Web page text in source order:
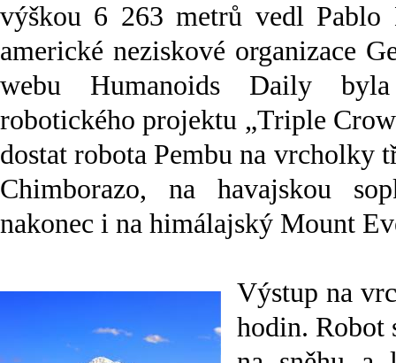
výškou 6 263 metrů vedl Pablo
americké neziskové organizace
webu Humanoids Daily
robotického projektu „Triple
dostat robota Pembu na vrcholky
Chimborazo, na havajskou
nakonec i na himálajský Mount
Výstup na
hodin. Robot